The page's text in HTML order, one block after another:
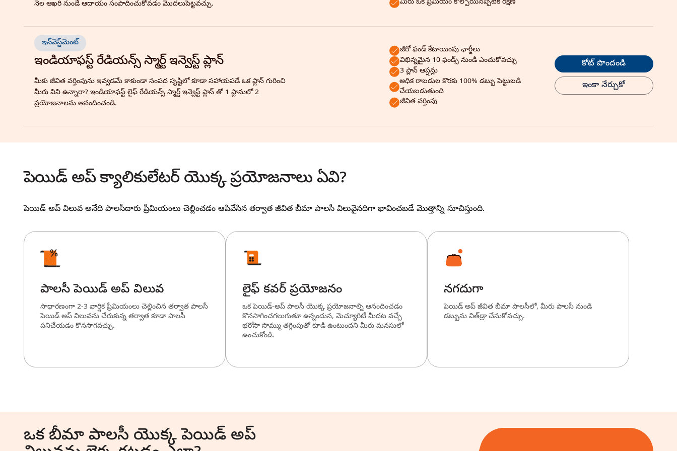
నెల ఆఖరి నుండే ఆదాయం సంపాదించుకోవడం మొదలుపెట్టవచ్చు. మీరు ఒక ప్రీమియం కోల్పోయినప్పటికీ రక్షణ
ఇండియాఫస్ట్ రేడియన్స్ స్మార్ట్ ఇన్వెస్ట్ ప్లాన్
ఇన్‌వెస్ట్‌మెంట్
మీకు జీవిత వర్తింపును ఇవ్వడమే కాకుండా సంపద సృష్టిలో కూడా సహాయపడే ఒక ప్లాన్ గురించి
మీరు విని ఉన్నారా? ఇండియాఫస్ట్ లైఫ్ రేడియన్స్ స్మార్ట్ ఇన్వెస్ట్ ప్లాన్ తో 1 ప్లానులో 2
ప్రయోజనాలను ఆనందించండి.
జీరో ఫండ్ కేటాయింపు ఛార్జీలు
విభిన్నమైన 10 ఫండ్స్ నుండి ఎంచుకోవచ్చు
3 ప్లాన్ ఆప్షన్లు
అధిక రాబడుల కొరకు 100% డబ్బు పెట్టుబడి
చేయబడుతుంది
జీవిత వర్తింపు
కోట్ పొందండి
ఇంకా నేర్చుకో
పెయిడ్ అప్ క్యాలికులేటర్ యొక్క ప్రయోజనాలు ఏవి?
పెయిడ్ అప్ విలువ అనేది పాలసీదారు ప్రీమియంలు చెల్లించడం ఆపివేసిన తర్వాత జీవిత బీమా పాలసీ విలువైనదిగా భావించబడే మొత్తాన్ని సూచిస్తుంది.
పాలసీ పెయిడ్ అప్ విలువ
సాధారణంగా 2-3 వార్షిక ప్రీమియంలు చెల్లించిన తర్వాత పాలసీ
పెయిడ్ అప్ విలువను చేరుకున్న తర్వాత కూడా పాలసీ
పనిచేయడం కొనసాగవచ్చు.
లైఫ్ కవర్ ప్రయోజనం
ఒక పెయిడ్-అప్ పాలసీ యొక్క ప్రయోజనాల్ని ఆనందించడం
కొనసాగించగలుగుతూ ఉన్నందున, మెచ్యూరిటీ మీదట వచ్చే
భరోసా సొమ్ము తగ్గింపుతో కూడి ఉంటుందని మీరు మనసులో
ఉంచుకోండి.
నగదుగా
పెయిడ్ అప్ జీవిత బీమా పాలసీలో, మీరు పాలసీ నుండి
డబ్బును విత్‌డ్రా చేసుకోవచ్చు.
ఒక బీమా పాలసీ యొక్క పెయిడ్ అప్